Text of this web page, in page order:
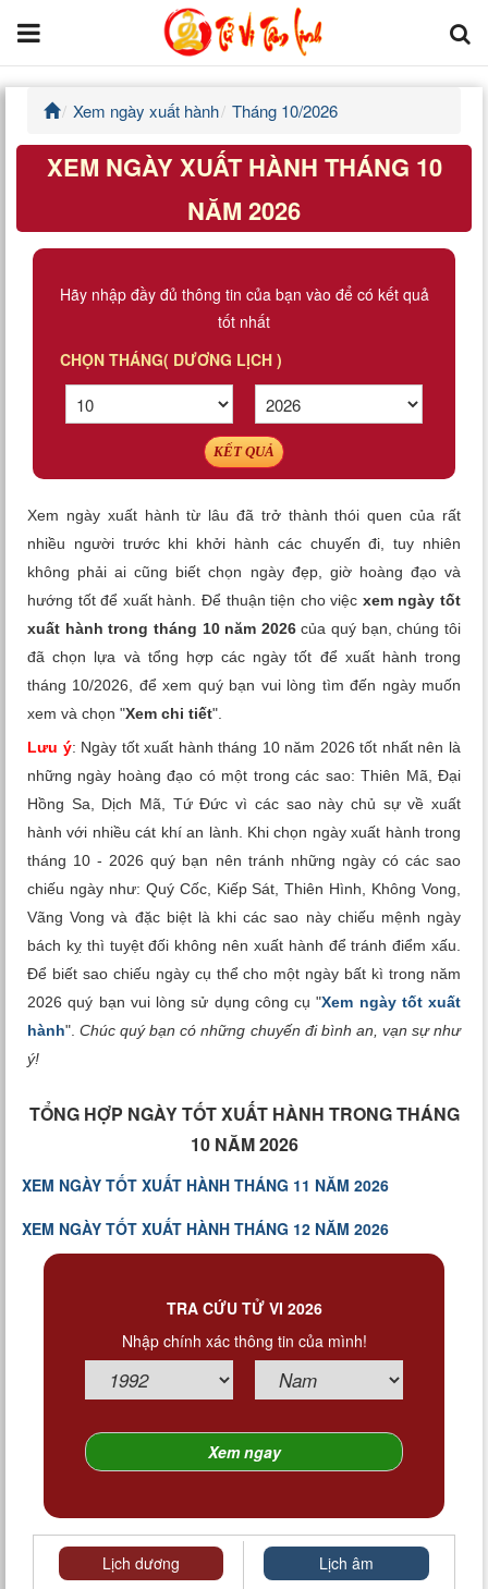
Trang chủ
Tử Vi Đẩu Số
Tử Vi 12 Con Giáp
Văn Hoa Tâm linh
Xem tuổi
Xem bói
Tướng số
Cung hoàng đạo
Xem ngày xuất hành Tháng 10/2026
XEM NGÀY XUẤT HÀNH THÁNG 10
NĂM 2026
Hãy nhập đầy đủ thông tin của bạn vào để có kết quả
tốt nhất
CHỌN THÁNG( DƯƠNG LỊCH )
KẾT QUẢ
Xem ngày xuất hành từ lâu đã trở thành thói quen của rất
nhiều người trước khi khởi hành các chuyến đi, tuy nhiên
không phải ai cũng biết chọn ngày đẹp, giờ hoàng đạo và
hướng tốt để xuất hành. Để thuận tiện cho việc xem ngày tốt
xuất hành trong tháng 10 năm 2026của quý bạn, chúng tôi
đã chọn lựa và tổng hợp các ngày tốt để xuất hành trong
tháng 10/2026, để xem quý bạn vui lòng tìm đến ngày muốn
xem và chọn "Xem chi tiết".
Lưu ý: Ngày tốt xuất hành tháng 10 năm 2026 tốt nhất nên là
những ngày hoàng đạo có một trong các sao: Thiên Mã, Đại
Hồng Sa, Dịch Mã, Tứ Đức vì các sao này chủ sự về xuất
hành với nhiều cát khí an lành. Khi chọn ngày xuất hành trong
tháng 10 - 2026 quý bạn nên tránh những ngày có các sao
chiếu ngày như: Quý Cốc, Kiếp Sát, Thiên Hình, Không Vong,
Vãng Vong và đặc biệt là khi các sao này chiếu mệnh ngày
bách kỵ thì tuyệt đối không nên xuất hành để tránh điểm xấu.
Để biết sao chiếu ngày cụ thể cho một ngày bất kì trong năm
2026 quý bạn vui lòng sử dụng công cụ "Xem ngày tốt xuất
hành".Chúc quý bạn có những chuyến đi bình an, vạn sự như
ý!
TỔNG HỢP NGÀY TỐT XUẤT HÀNH TRONG THÁNG
10 NĂM 2026
XEM NGÀY TỐT XUẤT HÀNH THÁNG 11 NĂM 2026
XEM NGÀY TỐT XUẤT HÀNH THÁNG 12 NĂM 2026
TRA CỨU TỬ VI 2026
Nhập chính xác thông tin của mình!
Lịch dương Lịch âm